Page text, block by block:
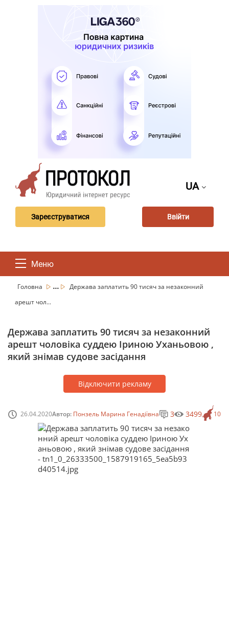
UA
Зареєструватися Ввійти
Меню
Головна ...
Держава заплатить 90 тисяч за незаконний
арешт чол...
Держава заплатить 90 тисяч за незаконний
арешт чоловіка суддею Іриною Уханьовою ,
який знімав судове засідання
Відключити рекламу
26.04.2020Автор: Понзель Марина Генадіївна 10
3 3499